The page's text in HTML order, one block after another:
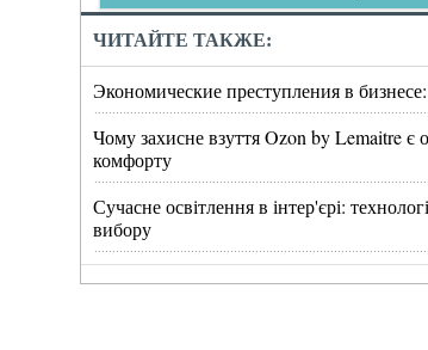
ЧИТАЙТЕ ТАКЖЕ:
Экономические преступления в
Чому захисне взуття Ozon by Lemaitre
комфорту
Сучасне освітлення в інтер'єрі:
вибору